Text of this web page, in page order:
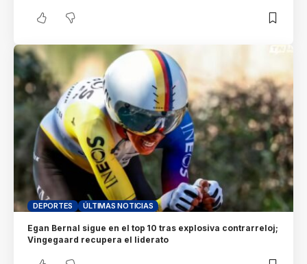
DEPORTES ÚLTIMAS NOTICIAS
Egan Bernal sigue en el top 10 tras explosiva contrarreloj;
Vingegaard recupera el liderato